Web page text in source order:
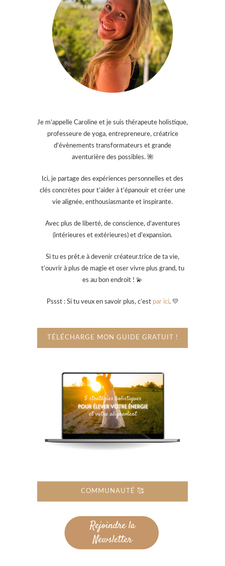
Je m’appelle Caroline et je suis thérapeute holistique,
professeure de yoga, entrepreneure, créatrice
d’évènements transformateurs et grande
aventurière des possibles. 🌺
Ici, je partage des expériences personnelles et des
clés concrètes pour t’aider à t’épanouir et créer une
vie alignée, enthousiasmante et inspirante.
Avec plus de liberté, de conscience, d’aventures
(intérieures et extérieures) et d’expansion.
Si tu es prêt.e à devenir créateur.trice de ta vie,
t’ouvrir à plus de magie et oser vivre plus grand, tu
es au bon endroit ! 💫
Pssst : Si tu veux en savoir plus, c’est par ici. 💛
TÉLÉCHARGE MON GUIDE GRATUIT !
COMMUNAUTÉ 🥰